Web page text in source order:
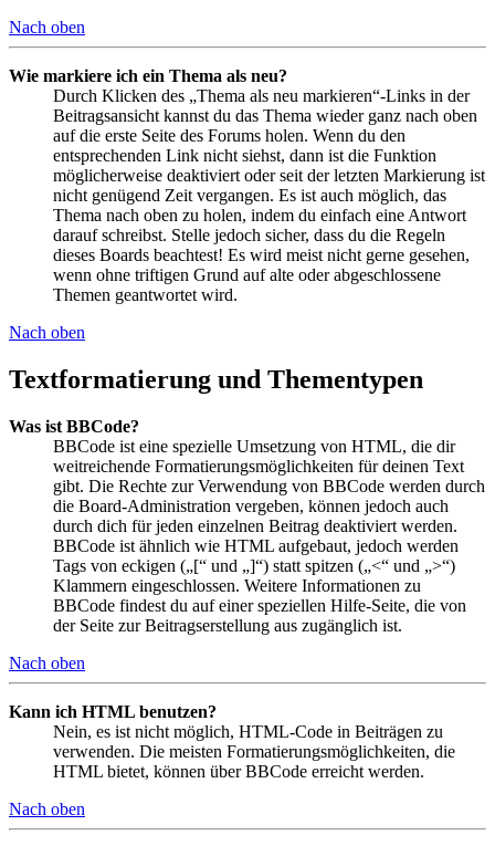
Nach oben
Wie markiere ich ein Thema als neu?
Durch Klicken des „Thema als neu markieren“-Links in der
Beitragsansicht kannst du das Thema wieder ganz nach oben
auf die erste Seite des Forums holen. Wenn du den
entsprechenden Link nicht siehst, dann ist die Funktion
möglicherweise deaktiviert oder seit der letzten Markierung ist
nicht genügend Zeit vergangen. Es ist auch möglich, das
Thema nach oben zu holen, indem du einfach eine Antwort
darauf schreibst. Stelle jedoch sicher, dass du die Regeln
dieses Boards beachtest! Es wird meist nicht gerne gesehen,
wenn ohne triftigen Grund auf alte oder abgeschlossene
Themen geantwortet wird.
Nach oben
Textformatierung und Thementypen
Was ist BBCode?
BBCode ist eine spezielle Umsetzung von HTML, die dir
weitreichende Formatierungsmöglichkeiten für deinen Text
gibt. Die Rechte zur Verwendung von BBCode werden durch
die Board-Administration vergeben, können jedoch auch
durch dich für jeden einzelnen Beitrag deaktiviert werden.
BBCode ist ähnlich wie HTML aufgebaut, jedoch werden
Tags von eckigen („[“ und „]“) statt spitzen („<“ und „>“)
Klammern eingeschlossen. Weitere Informationen zu
BBCode findest du auf einer speziellen Hilfe-Seite, die von
der Seite zur Beitragserstellung aus zugänglich ist.
Nach oben
Kann ich HTML benutzen?
Nein, es ist nicht möglich, HTML-Code in Beiträgen zu
verwenden. Die meisten Formatierungsmöglichkeiten, die
HTML bietet, können über BBCode erreicht werden.
Nach oben